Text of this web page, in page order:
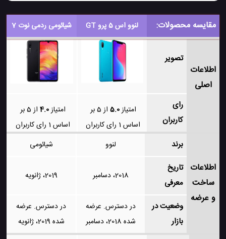
مقایسه محصولات: لنوو اس 5 پرو GT شیائومی ردمی نوت 7
اطلاعات
اصلی
تصویر
رای
کاربران
امتیاز5.0
از 5 بر
اساس 1 رای کاربران
امتیاز4.0
از 5 بر
اساس 1 رای کاربران
اطلاعات
ساخت
و عرضه
برند لنوو شیائومی
تاریخ
معرفی
2018، دسامبر 2019، ژانویه
وضعیت در
بازار
در دسترس. عرضه
شده 2018، دسامبر
در دسترس. عرضه
شده 2019، ژانویه